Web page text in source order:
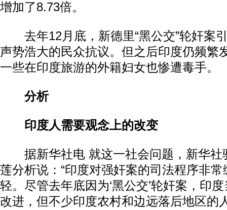
增加了8.73倍。
去年12月底，新德里“黑公交”轮奸案
声势浩大的民众抗议。但之后印度仍频繁
一些在印度旅游的外籍妇女也惨遭毒手。
分析
印度人需要观念上的改变
据新华社电 就这一社会问题，新华社
莲分析说：“印度对强奸案的司法程序非
轻。尽管去年底因为‘黑公交’轮奸案，印
改进，但不少印度农村和边远落后地区的